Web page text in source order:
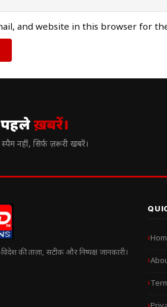
and website in this browser for
ख़बरें।
नहीं, सिर्फ ज़रूरी खबरें।
की ताज़ा, सटीक और निष्पक्ष जानकारी।